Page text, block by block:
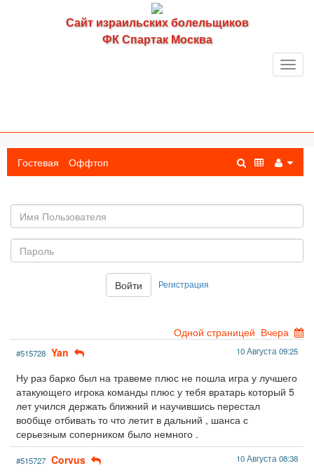
Сайт израильских болельщиков
ФК Спартак Москва
Гостевая Оффтоп
пользователя
Войти Регистрация
Одной страницей Вчера
#515728 Yan 10 Августа 09:25
Ну раз барко был на травеме плюс не пошла игра у лучшего
атакующего игрока команды плюс у тебя вратарь который 5
лет учился держать ближний и научившись перестал
воoбще отбивать то что летит в дальний , шанса с
серьезным соперником было немного .
#515727 Corvus 10 Августа 08:38